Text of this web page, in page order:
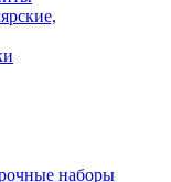
наборы